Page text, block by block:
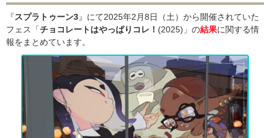
『スプラトゥーン3』にて2025年2月8日（土）から開催されていた
フェス「チョコレートはやっぱりコレ！ (2025)」の結果に関する情
報をまとめています。